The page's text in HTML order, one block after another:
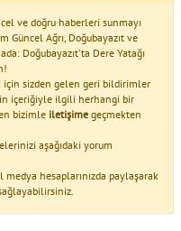
ve doğru haberleri sunmayı
Güncel Ağrı, Doğubayazıt ve
Doğubayazıt'ta Dere Yatağı
için sizden gelen geri bildirimler
içeriğiyle ilgili herhangi bir
bizimle iletişime geçmekten
aşağıdaki yorum
hesaplarınızda paylaşarak